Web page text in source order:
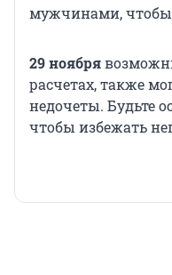
мужчинами, чтобы
29 ноября
расчетах, также
недочеты. Будьте
чтобы избежать